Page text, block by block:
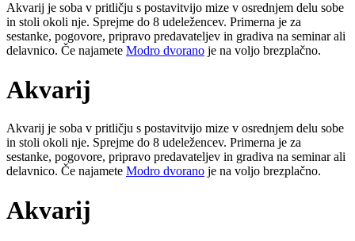
Akvarij je soba v pritličju s postavitvijo mize v osrednjem delu sobe
in stoli okoli nje. Sprejme do 8 udeležencev. Primerna je za
sestanke, pogovore, pripravo predavateljev in gradiva na seminar ali
delavnico. Če najamete Modro dvorano je na voljo brezplačno.
Akvarij
Akvarij je soba v pritličju s postavitvijo mize v osrednjem delu sobe
in stoli okoli nje. Sprejme do 8 udeležencev. Primerna je za
sestanke, pogovore, pripravo predavateljev in gradiva na seminar ali
delavnico. Če najamete Modro dvorano je na voljo brezplačno.
Akvarij